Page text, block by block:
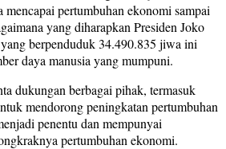
mencapai pertumbuhan ekonomi sampai
yang diharapkan Presiden Joko
berpenduduk 34.490.835 jiwa ini
daya manusia yang mumpuni.
dukungan berbagai pihak, termasuk
mendorong peningkatan pertumbuhan
penentu dan mempunyai
pertumbuhan ekonomi.